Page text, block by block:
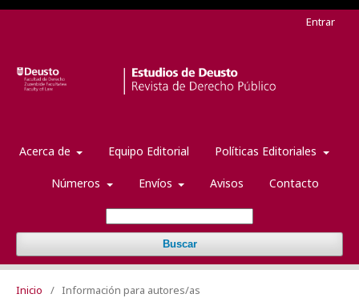
Acerca de Equipo Editorial Políticas Editoriales
Números Envíos Avisos Contacto
Buscar
Entrar
Inicio / Información para autores/as